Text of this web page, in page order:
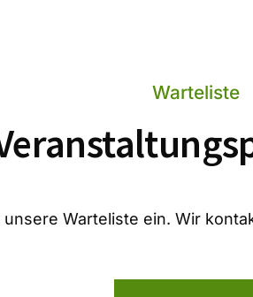
Warteliste ein. Wir
Warteliste